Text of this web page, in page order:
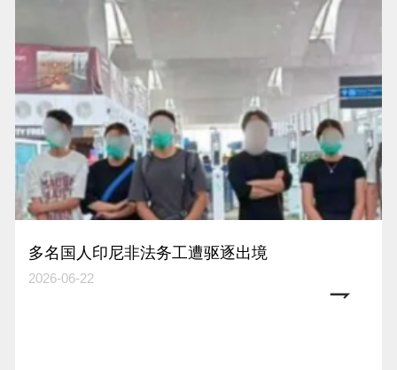
多名国人印尼非法务工遭驱逐出境
2026-06-22